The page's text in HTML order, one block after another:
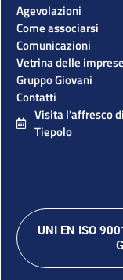
Agevolazioni
Come associarsi
Comunicazioni
Vetrina delle imprese
Gruppo Giovani
Contatti
Visita l'affresco di
Tiepolo
UNI EN ISO